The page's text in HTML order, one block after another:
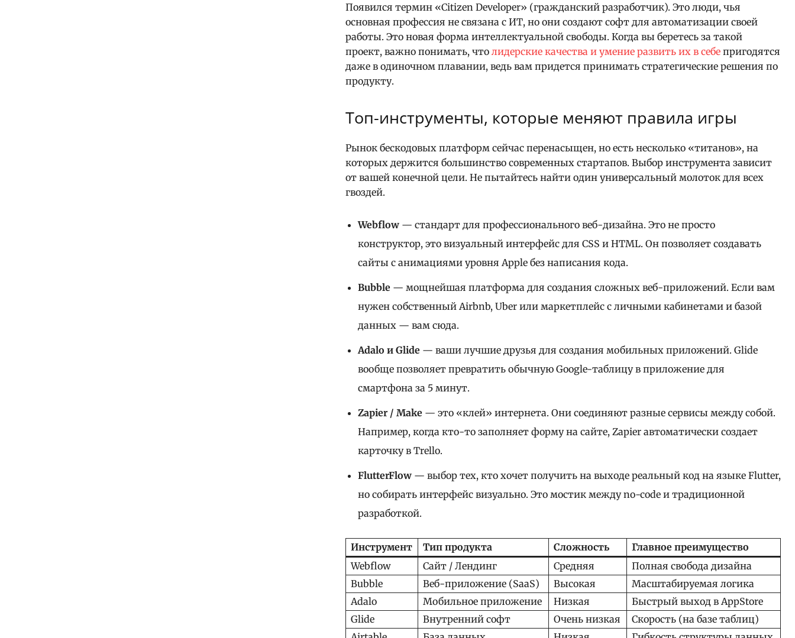
Появился термин «Citizen Developer» (гражданский разработчик). Это люди, чья
основная профессия не связана с ИТ, но они создают софт для автоматизации своей
работы. Это новая форма интеллектуальной свободы. Когда вы беретесь за такой
проект, важно понимать, что лидерские качества и умение развить их в себе пригодятся
даже в одиночном плавании, ведь вам придется принимать стратегические решения по
продукту.
Топ-инструменты, которые меняют правила игры
Рынок бескодовых платформ сейчас перенасыщен, но есть несколько «титанов», на
которых держится большинство современных стартапов. Выбор инструмента зависит
от вашей конечной цели. Не пытайтесь найти один универсальный молоток для всех
гвоздей.
Webflow — стандарт для профессионального веб-дизайна. Это не просто
конструктор, это визуальный интерфейс для CSS и HTML. Он позволяет создавать
сайты с анимациями уровня Apple без написания кода.
Bubble — мощнейшая платформа для создания сложных веб-приложений. Если вам
нужен собственный Airbnb, Uber или маркетплейс с личными кабинетами и базой
данных — вам сюда.
Adalo и Glide — ваши лучшие друзья для создания мобильных приложений. Glide
вообще позволяет превратить обычную Google-таблицу в приложение для
смартфона за 5 минут.
Zapier / Make — это «клей» интернета. Они соединяют разные сервисы между собой.
Например, когда кто-то заполняет форму на сайте, Zapier автоматически создает
карточку в Trello.
FlutterFlow — выбор тех, кто хочет получить на выходе реальный код на языке Flutter,
но собирать интерфейс визуально. Это мостик между no-code и традиционной
разработкой.
Инструмент Тип продукта Сложность
Главное преимущество
Webflow
Сайт / Лендинг Средняя
Полная свобода дизайна
Bubble
Веб-приложение (SaaS) Высокая
Масштабируемая логика
Adalo
Мобильное приложение Низкая
Быстрый выход в AppStore
Glide
Внутренний софт Очень низкая
Скорость (на базе таблиц)